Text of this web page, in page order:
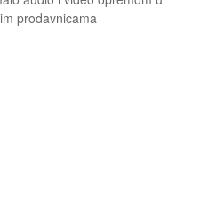
prodavnicama